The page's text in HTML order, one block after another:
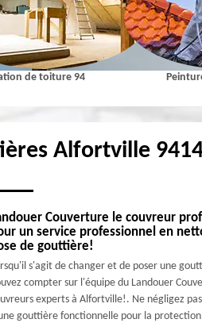
94 Peinture sur
Alfortville
Couverture le couvreur
un service professionnel en
de gouttière!
s'agit de changer et de poser une
compter sur l'équipe du Landouer
experts à Alfortville!. Ne négligez
gouttière fonctionnelle pour la